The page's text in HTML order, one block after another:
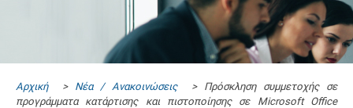
Αρχική> Νέα / Ανακοινώσεις> Πρόσκληση συμμετοχής σε
προγράμματα κατάρτισης και πιστοποίησης σε Microsoft Office